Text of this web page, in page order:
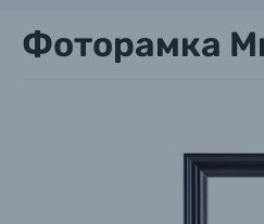
Фоторамка